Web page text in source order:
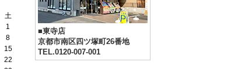
土
1
8
15
22
■東寺店
京都市南区四ツ塚町26番地
TEL.0120-007-001